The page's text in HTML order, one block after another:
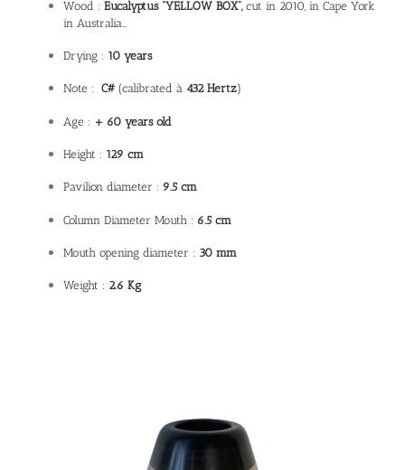
Wood : Eucalyptus ”YELLOW BOX“,cut in 2010, in Cape York
in Australia…
Drying : 10 years
Note : C# (calibrated à 432 Hertz)
Age : + 60 years old
Height : 129 cm
Pavilion diameter : 9.5 cm
Column Diameter Mouth : 6.5 cm
Mouth opening diameter : 30 mm
Weight : 2.6 Kg